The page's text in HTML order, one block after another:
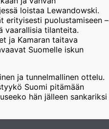
loistaa Lewandowski.
erityisesti puolustamiseen –
vaarallisia tilanteita.
ja Kamaran taitava
Suomelle iskun
ja tunnelmallinen ottelu.
Suomi pitämään
hän jälleen sankariksi